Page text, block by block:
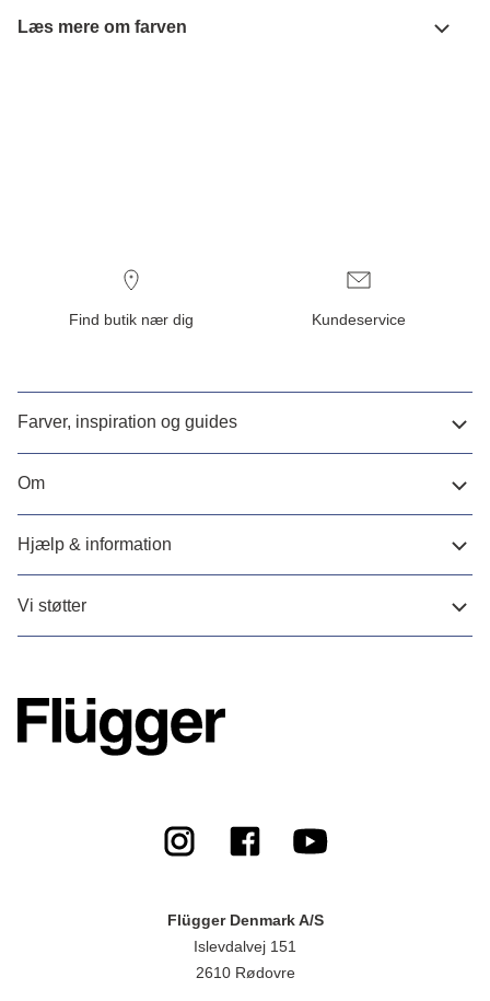
Læs mere om farven
Find butik nær dig Kundeservice
Farver, inspiration og guides
Om
Hjælp & information
Vi støtter
Flügger Denmark A/S
Islevdalvej 151
2610 Rødovre